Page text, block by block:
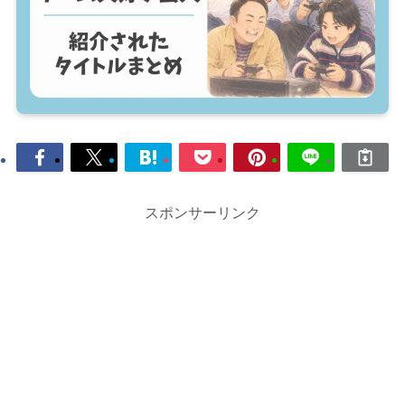
スポンサーリンク